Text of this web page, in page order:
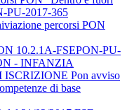
PU-2017-365
percorsi PON
10.2.1A-FSEPON-PU-
- INFANZIA
Pon avviso
di base